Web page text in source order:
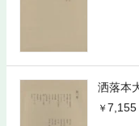
洒落本
7,155